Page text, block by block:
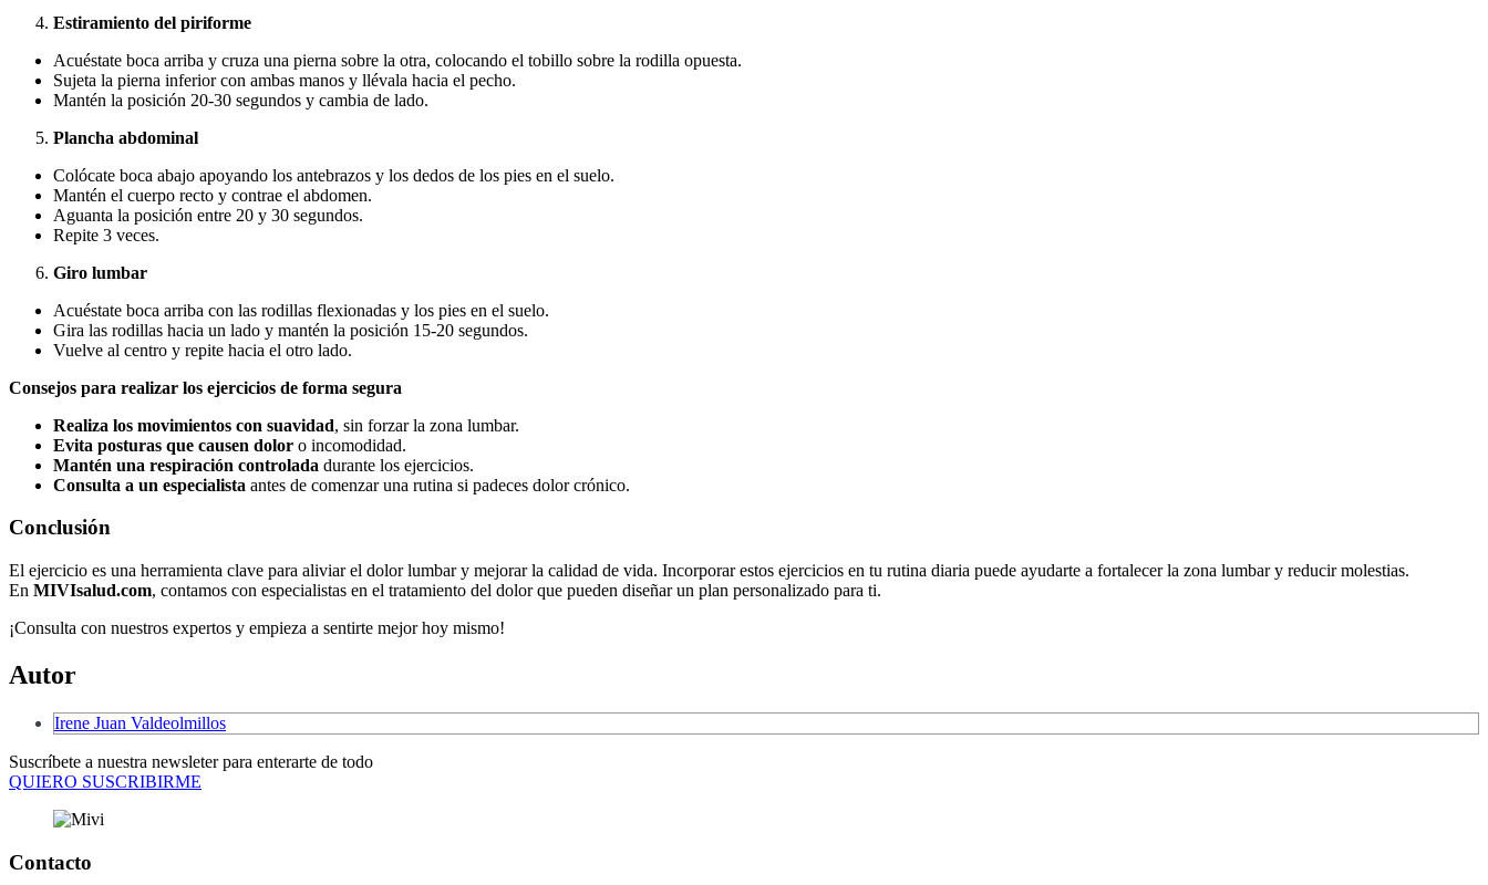
Estiramiento del piriforme
Acuéstate boca arriba y cruza una pierna sobre la otra, colocando el tobillo sobre la rodilla opuesta.
Sujeta la pierna inferior con ambas manos y llévala hacia el pecho.
Mantén la posición 20-30 segundos y cambia de lado.
Plancha abdominal
Colócate boca abajo apoyando los antebrazos y los dedos de los pies en el suelo.
Mantén el cuerpo recto y contrae el abdomen.
Aguanta la posición entre 20 y 30 segundos.
Repite 3 veces.
Giro lumbar
Acuéstate boca arriba con las rodillas flexionadas y los pies en el suelo.
Gira las rodillas hacia un lado y mantén la posición 15-20 segundos.
Vuelve al centro y repite hacia el otro lado.
Consejos para realizar los ejercicios de forma segura
Realiza los movimientos con suavidad, sin forzar la zona lumbar.
Evita posturas que causen dolor o incomodidad.
Mantén una respiración controlada durante los ejercicios.
Consulta a un especialista antes de comenzar una rutina si padeces dolor crónico.
Conclusión
El ejercicio es una herramienta clave para aliviar el dolor lumbar y mejorar la calidad de vida. Incorporar estos ejercicios en tu rutina diaria puede ayudarte a fortalecer la zona lumbar y reducir molestias.
En MIVIsalud.com, contamos con especialistas en el tratamiento del dolor que pueden diseñar un plan personalizado para ti.
¡Consulta con nuestros expertos y empieza a sentirte mejor hoy mismo!
Autor
Irene Juan Valdeolmillos
Suscríbete a nuestra newsleter para enterarte de todo
QUIERO SUSCRIBIRME
Contacto